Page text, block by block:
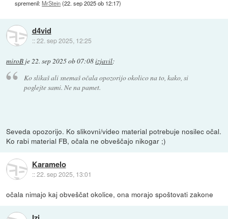
spremenil:MrStein(22. sep 2025 ob 12:17)
d4vid
::22. sep 2025, 12:25
miroB je22. sep 2025 ob 07:08izjavil:
Ko slikaš ali snemaš očala opozorijo okolico na to, kako, si
poglejte sami. Ne na pamet.
Seveda opozorijo. Ko slikovni/video material potrebuje nosilec očal.
Ko rabi material FB, očala ne obveščajo nikogar ;)
Karamelo
::22. sep 2025, 13:01
očala nimajo kaj obveščat okolice, ona morajo spoštovati zakone